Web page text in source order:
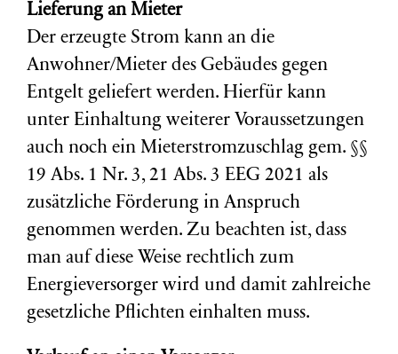
Lieferung an Mieter
Der erzeugte Strom kann an die
Anwohner/Mieter des Gebäudes gegen
Entgelt geliefert werden. Hierfür kann
unter Einhaltung weiterer Voraussetzungen
auch noch ein Mieterstromzuschlag gem. §§
19 Abs. 1 Nr. 3, 21 Abs. 3 EEG 2021 als
zusätzliche Förderung in Anspruch
genommen werden. Zu beachten ist, dass
man auf diese Weise rechtlich zum
Energieversorger wird und damit zahlreiche
gesetzliche Pflichten einhalten muss.